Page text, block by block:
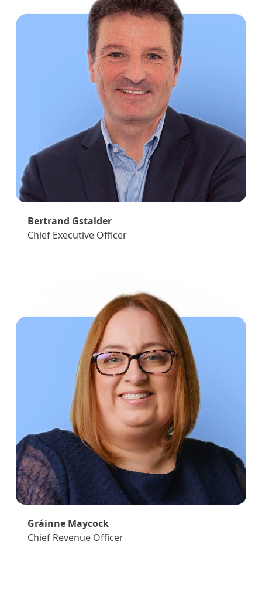
Bertrand Gstalder
Chief Executive Officer
Gráinne Maycock
Chief Revenue Officer